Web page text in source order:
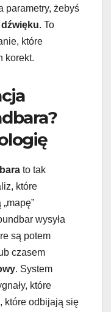
parametry, żebyś
. To
które
korekt.
to tak
które
wysyła
są potem
czasem
. System
które
które odbijają się